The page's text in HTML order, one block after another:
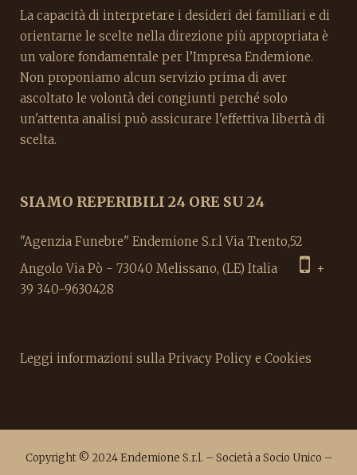
La capacità di interpretare i desideri dei familiari e di
orientarne le scelte nella direzione più appropriata è
un valore fondamentale per l’Impresa Endemione.
Non proponiamo alcun servizio prima di aver
ascoltato le volontà dei congiunti perché solo
un'attenta analisi può assicurare l'effettiva libertà di
scelta.
SIAMO REPERIBILI 24 ORE SU 24
"Agenzia Funebre" Endemione S.r.l Via Trento,52
Angolo Via Pò - 73040 Melissano, (LE) Italia
+
39 340-9630428
Leggi informazioni sulla Privacy Policy e Cookies
Copyright © 2024 Endemione S.r.l. – Società a Socio Unico –